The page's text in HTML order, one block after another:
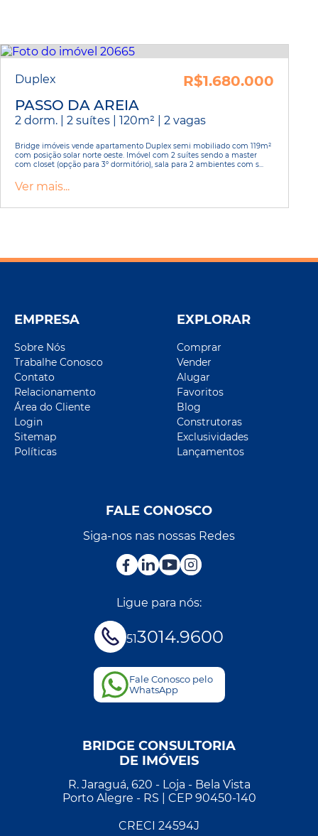
Duplex
R$1.680.000
PASSO DA AREIA
2 dorm. | 2 suítes | 120m² | 2 vagas
Bridge imóveis vende apartamento Duplex semi mobiliado com 119m²
com posição solar norte oeste. Imóvel com 2 suítes sendo a master
com closet (opção para 3º dormitório), sala para 2 ambientes com s...
Ver mais...
EMPRESA
Sobre Nós
Trabalhe Conosco
Contato
Relacionamento
Área do Cliente
Login
Sitemap
Políticas
EXPLORAR
Comprar
Vender
Alugar
Favoritos
Blog
Construtoras
Exclusividades
Lançamentos
FALE CONOSCO
Siga-nos nas nossas Redes
Ligue para nós:
513014.9600
Fale Conosco pelo
WhatsApp
BRIDGE CONSULTORIA
DE IMÓVEIS
R. Jaraguá, 620 - Loja - Bela Vista
Porto Alegre - RS | CEP 90450-140
CRECI 24594J